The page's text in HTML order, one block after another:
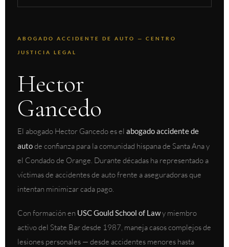
ABOGADO ACCIDENTE DE AUTO — CENTRO
JUSTICIA LEGAL
Hector
Gancedo
El abogado Hector Gancedo es el abogado accidente de
autode confianza para la comunidad hispana de Santa Ana y
el Condado de Orange. Durante décadas ha representado a
víctimas de accidentes de auto frente a aseguradoras que
intentan minimizar cada pago.
Con formación en USC Gould School of Lawy miembro
activo del State Bar desde 1987, maneja casos complejos de
lesiones personales — desde accidentes menores hasta